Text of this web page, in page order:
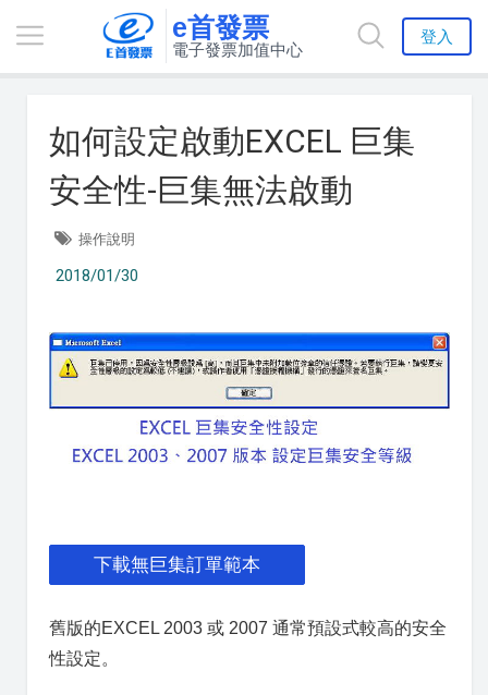
e首發票
電子發票加值中心
登入
如何設定啟動EXCEL 巨集
安全性-巨集無法啟動
操作說明
2018/01/30
下載無巨集訂單範本
舊版的EXCEL 2003 或 2007 通常預設式較高的安全
性設定。